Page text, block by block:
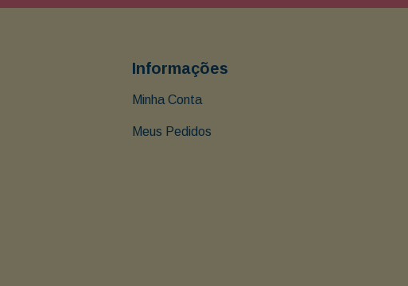
Informações
Minha Conta
Meus Pedidos